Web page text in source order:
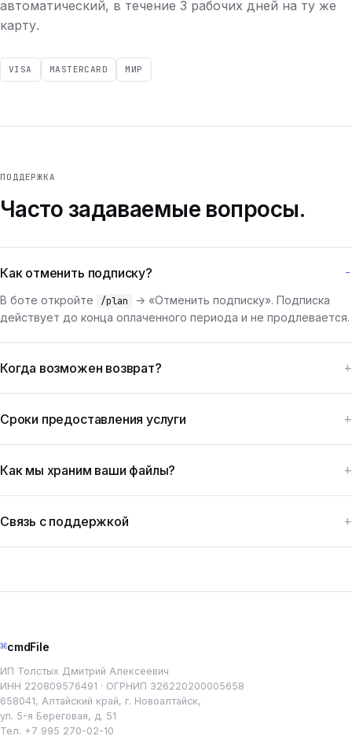
автоматический, в течение 3 рабочих дней на ту же
карту.
VISA MASTERCARD МИР
ПОДДЕРЖКА
Часто задаваемые вопросы.
Как отменить подписку?
В боте откройте /plan
→ «Отменить подписку». Подписка
действует до конца оплаченного периода и не продлевается.
Когда возможен возврат?
Сроки предоставления услуги
Как мы храним ваши файлы?
Связь с поддержкой
⌘cmdFile
ИП Толстых Дмитрий Алексеевич
ИНН 220809576491 · ОГРНИП 326220200005658
658041, Алтайский край, г. Новоалтайск,
ул. 5-я Береговая, д. 51
Тел. +7 995 270-02-10